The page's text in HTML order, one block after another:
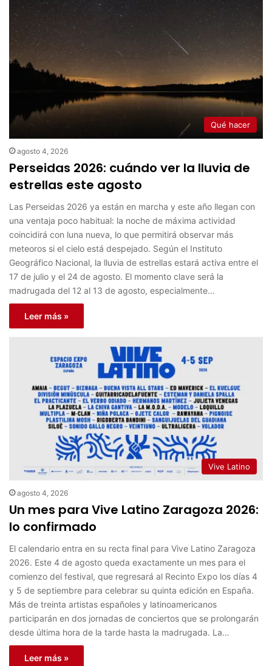
Qué hacer
agosto 4, 2026
Perseidas 2026: cuándo ver la lluvia de
estrellas este agosto
Las Perseidas 2026 ya están en marcha y este año llegan con
una ventaja poco habitual: la noche de máxima actividad
coincidirá con luna nueva, lo que permitirá observar más
meteoros si el cielo está despejado. Según el Instituto
Geográfico Nacional, la lluvia de estrellas estará activa entre el
17 de julio y el 24 de agosto. El momento clave será la
madrugada del 12 al 13 de agosto, especialmente…
Leer más »
Vive Latino
agosto 4, 2026
Un mes para Vive Latino Zaragoza 2026:
lo confirmado
El calendario entra en su recta final para Vive Latino Zaragoza
2026. Este 4 de agosto queda exactamente un mes para el
comienzo del festival, que regresará al Recinto Expo los días 4
y 5 de septiembre para celebrar su quinta edición en España.
Más de treinta artistas españoles y latinoamericanos
participarán en dos jornadas de conciertos que se prolongarán
desde última hora de la tarde hasta la madrugada. La…
Leer más »